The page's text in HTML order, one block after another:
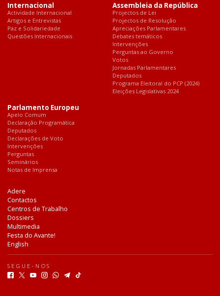
Internacional
Actividade Internacional
Artigos e Entrevistas
Paz e Solidariedade
Questões Internacionais
Assembleia da República
Projectos de Lei
Projectos de Resolução
Apreciações Parlamentares
Debates temáticos
Intervenções
Perguntas ao Governo
Votos
Jornadas Parlamentares
Deputados
Programa Eleitoral do PCP (2024)
Eleições Legislativas 2024
Parlamento Europeu
Apelo Comum
Declaração Programática
Deputados
Declarações de Voto
Intervenções
Perguntas
Seminários
Notas de Imprensa
Adere
Contactos
Centros de Trabalho
Dossiers
Multimedia
Festa do Avante!
English
SEGUE-NOS
F T Y I W T T